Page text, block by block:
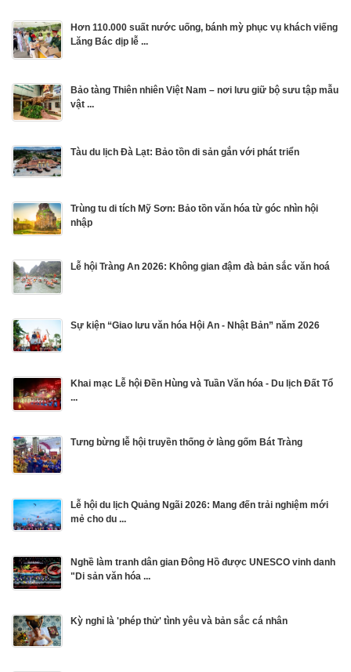
Hơn 110.000 suất nước uống, bánh mỳ phục vụ khách viếng
Lăng Bác dịp lễ ...
Bảo tàng Thiên nhiên Việt Nam – nơi lưu giữ bộ sưu tập mẫu
vật ...
Tàu du lịch Đà Lạt: Bảo tồn di sản gắn với phát triển
Trùng tu di tích Mỹ Sơn: Bảo tồn văn hóa từ góc nhìn hội
nhập
Lễ hội Tràng An 2026: Không gian đậm đà bản sắc văn hoá
Sự kiện “Giao lưu văn hóa Hội An - Nhật Bản” năm 2026
Khai mạc Lễ hội Đền Hùng và Tuần Văn hóa - Du lịch Đất Tổ
...
Tưng bừng lễ hội truyền thống ở làng gốm Bát Tràng
Lễ hội du lịch Quảng Ngãi 2026: Mang đến trải nghiệm mới
mẻ cho du ...
Nghề làm tranh dân gian Đông Hồ được UNESCO vinh danh
"Di sản văn hóa ...
Kỳ nghỉ là 'phép thử' tình yêu và bản sắc cá nhân